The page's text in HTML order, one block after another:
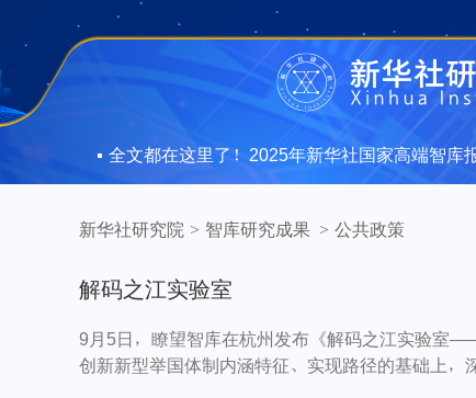
全文都在这里了！2025年新华社国家高端智库报
新华社研究院 > 智库研究成果 > 公共政策
解码之江实验室
9月5日，瞭望智库在杭州发布《解码之江实验室
创新新型举国体制内涵特征、实现路径的基础上，